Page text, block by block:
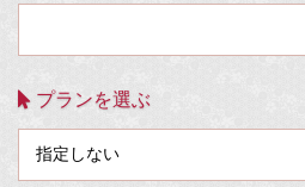
プランを選ぶ